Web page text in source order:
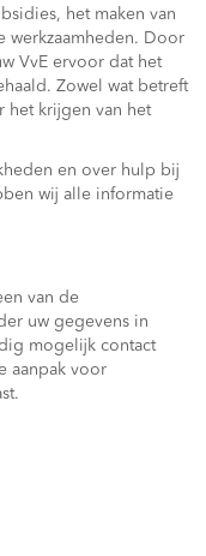
het maken van
werkzaamheden. Door
VvE ervoor dat het
Zowel wat betreft
het krijgen van het
en over hulp bij
wij alle informatie
van de
uw gegevens in
mogelijk contact
aanpak voor